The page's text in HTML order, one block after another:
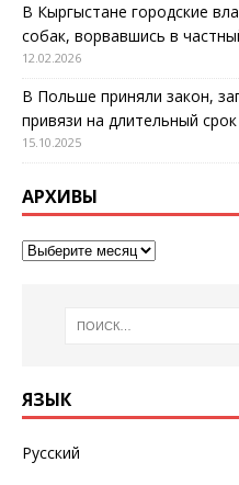
В Кыргыстане городские
собак, ворвавшись в
12.02.2026
В Польше приняли закон,
привязи на длительный
15.10.2025
АРХИВЫ
ЯЗЫК
Русский